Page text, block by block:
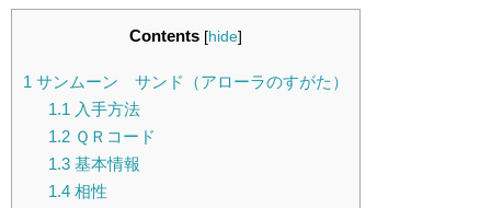
Contents [hide]
1 サンムーン サンド（アローラのすがた）
1.1 入手方法
1.2ＱＲコード
1.3基本情報
1.4相性